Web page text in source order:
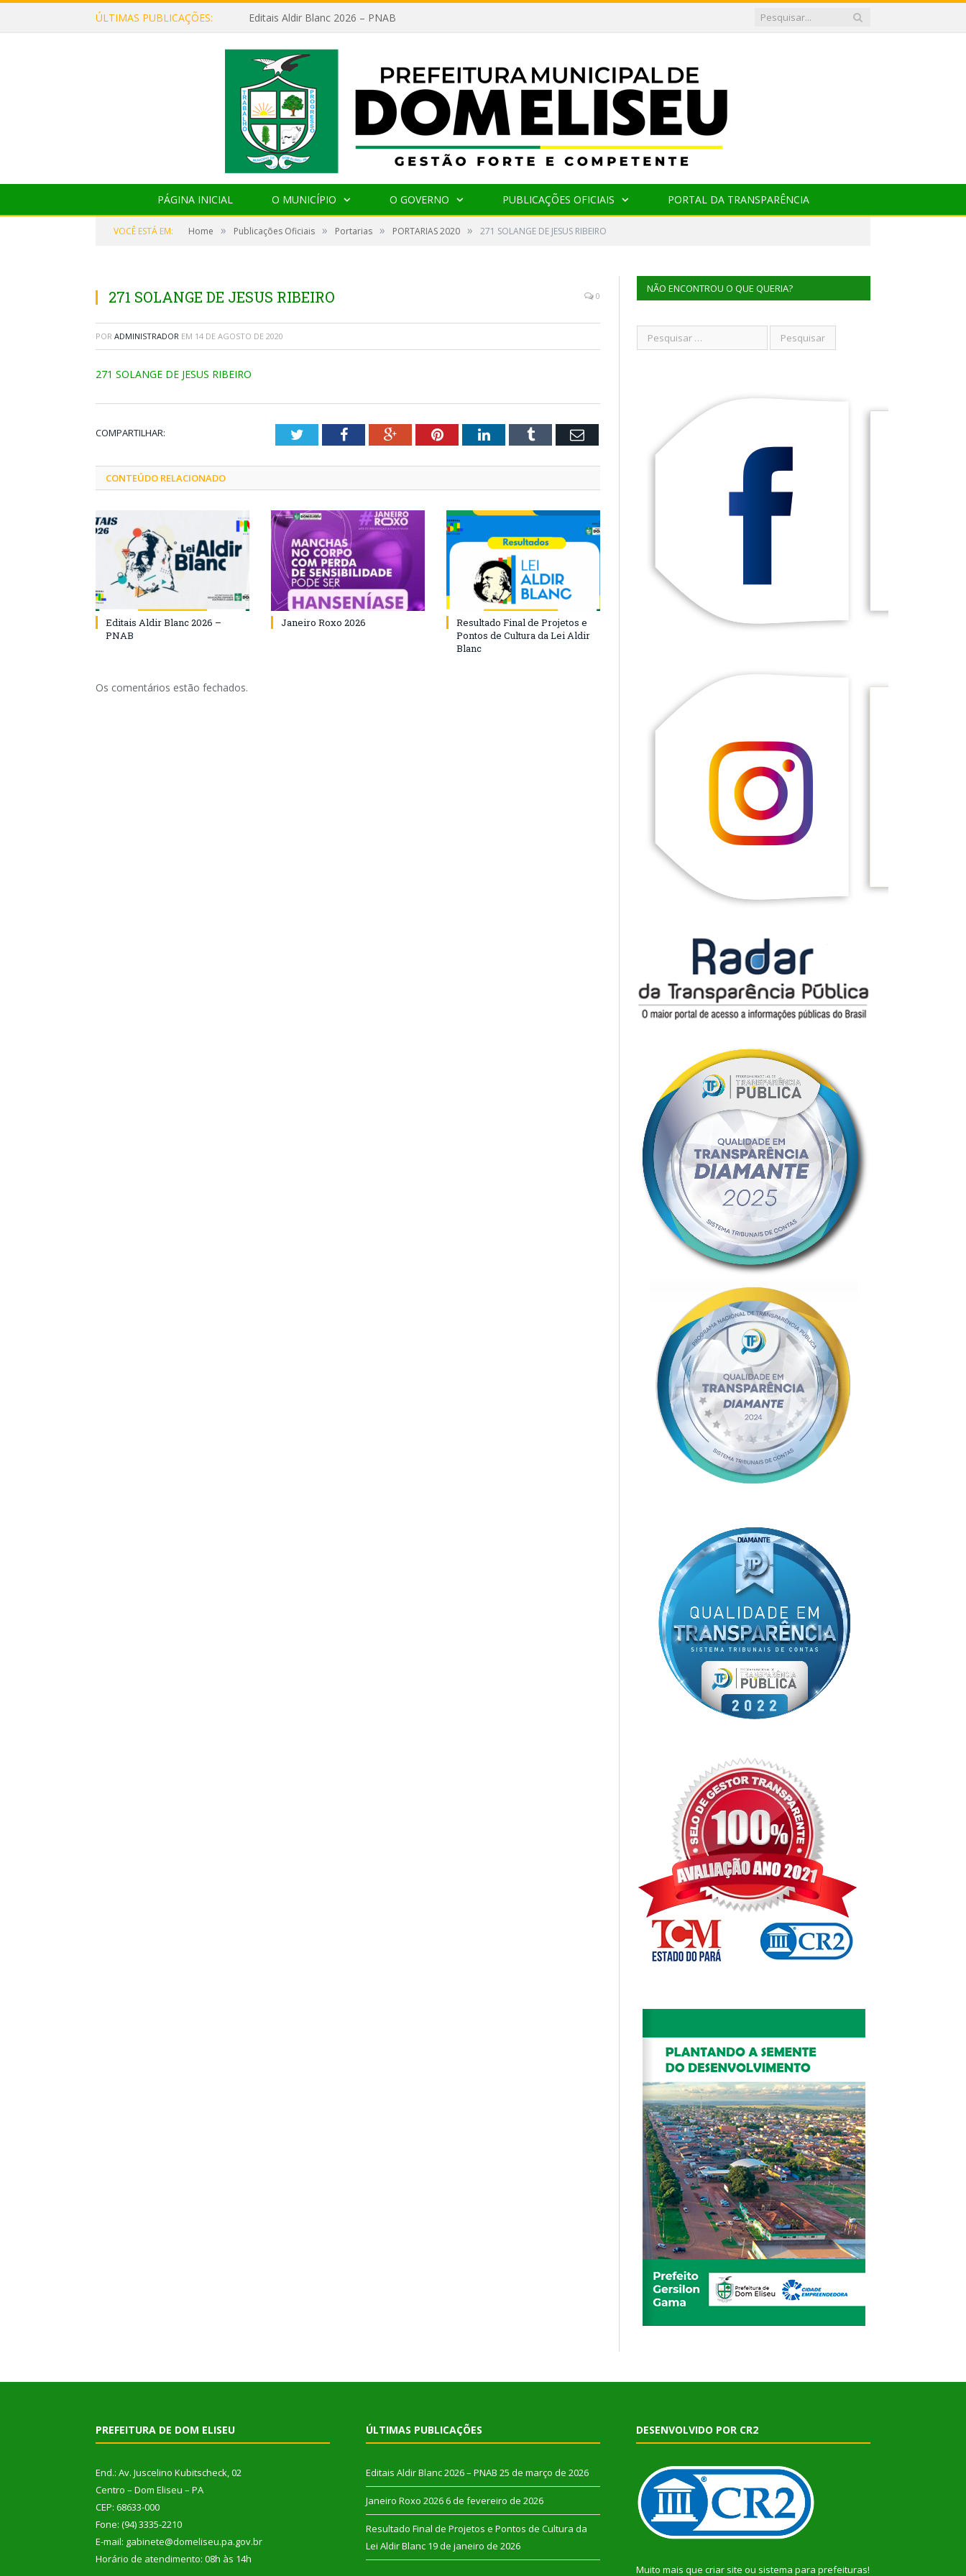
ÚLTIMAS PUBLICAÇÕES: Editais Aldir Blanc 2026 – PNAB
PÁGINA INICIAL O MUNICÍPIO O GOVERNO PUBLICAÇÕES OFICIAIS PORTAL DA TRANSPARÊNCIA
VOCÊ ESTÁ EM: Home » Publicações Oficiais » Portarias » PORTARIAS 2020 » 271 SOLANGE DE JESUS RIBEIRO
271 SOLANGE DE JESUS RIBEIRO 0
POR ADMINISTRADOR EM 14 DE AGOSTO DE 2020
271 SOLANGE DE JESUS RIBEIRO
COMPARTILHAR: TwitterFacebookGoogle+PinterestLinkedInTumblr Email
CONTEÚDO RELACIONADO
Editais Aldir Blanc 2026 –
PNAB
Janeiro Roxo 2026
Resultado Final de Projetos e
Pontos de Cultura da Lei Aldir
Blanc
Os comentários estão fechados.
NÃO ENCONTROU O QUE QUERIA?
PREFEITURA DE DOM ELISEU
End.: Av. Juscelino Kubitscheck, 02
Centro – Dom Eliseu – PA
CEP: 68633-000
Fone: (94) 3335-2210
E-mail: gabinete@domeliseu.pa.gov.br
Horário de atendimento: 08h às 14h
ÚLTIMAS PUBLICAÇÕES
Editais Aldir Blanc 2026 – PNAB 25 de março de 2026
Janeiro Roxo 2026 6 de fevereiro de 2026
Resultado Final de Projetos e Pontos de Cultura da
Lei Aldir Blanc 19 de janeiro de 2026
DESENVOLVIDO POR CR2
Muito mais que criar site ou sistema para prefeituras!